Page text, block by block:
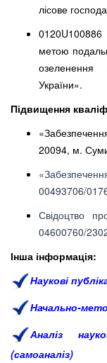
лісове
метою
озеленення
України».
Підвищення
20094, м.
00493706/
Свідоцтво
04600760/
Інша інформація:
Наукові
Начально-
Аналіз
(самоаналіз)